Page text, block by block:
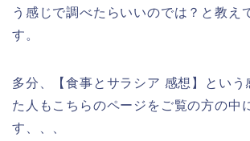
う感じで調べたらいいのでは？と教え
す。
多分、【食事とサラシア 感想】という
た人もこちらのページをご覧の方の中
す、、、